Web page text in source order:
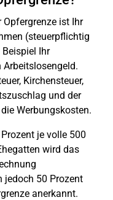
Opfergrenze ist Ihr
(steuerpflichtig
Ihr
Arbeitslosengeld.
Kirchensteuer,
und der
Werbungskosten.
je volle 500
wird das
jedoch 50 Prozent
anerkannt.